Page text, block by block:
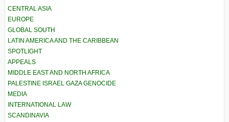
CENTRAL ASIA
EUROPE
GLOBAL SOUTH
LATIN AMERICA AND THE CARIBBEAN
SPOTLIGHT
APPEALS
MIDDLE EAST AND NORTH AFRICA
PALESTINE ISRAEL GAZA GENOCIDE
MEDIA
INTERNATIONAL LAW
SCANDINAVIA